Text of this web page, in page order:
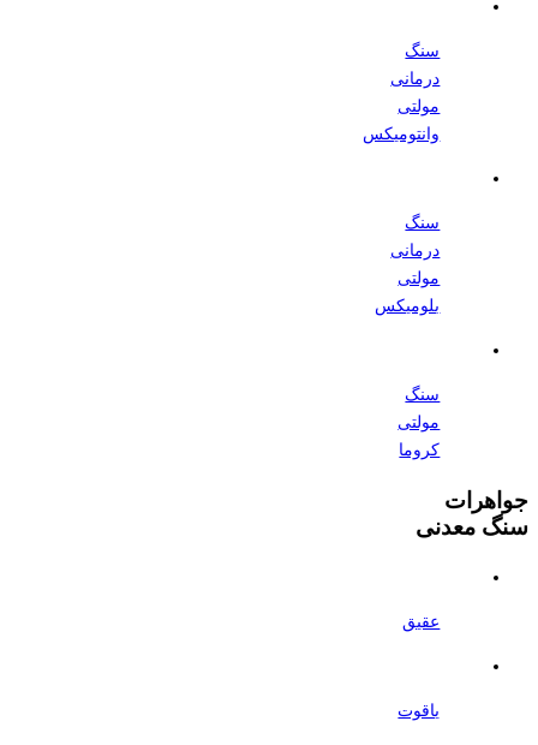
سنگ
درمانی
مولتی
وانتومیکس
سنگ
درمانی
مولتی
بلومیکس
سنگ
مولتی
کروما
جواهرات
سنگ معدنی
عقیق
یاقوت